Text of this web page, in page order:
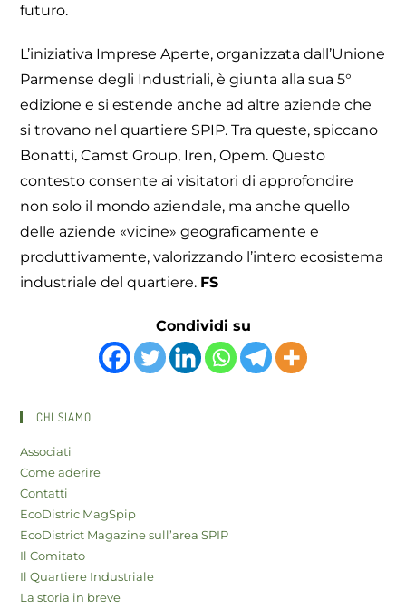
futuro.
L’iniziativa Imprese Aperte, organizzata dall’Unione
Parmense degli Industriali, è giunta alla sua 5°
edizione e si estende anche ad altre aziende che
si trovano nel quartiere SPIP. Tra queste, spiccano
Bonatti, Camst Group, Iren, Opem. Questo
contesto consente ai visitatori di approfondire
non solo il mondo aziendale, ma anche quello
delle aziende «vicine» geograficamente e
produttivamente, valorizzando l’intero ecosistema
industriale del quartiere. FS
Condividi su
CHI SIAMO
Associati
Come aderire
Contatti
EcoDistric MagSpip
EcoDistrict Magazine sull’area SPIP
Il Comitato
Il Quartiere Industriale
La storia in breve